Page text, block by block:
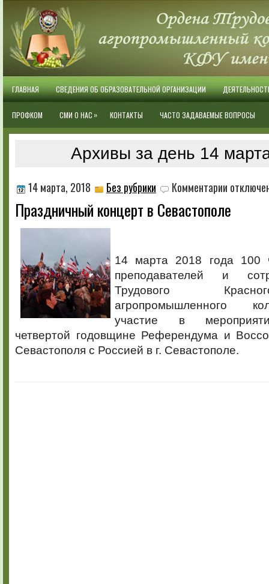
ГЛАВНАЯ СВЕДЕНИЯ ОБ ОБРАЗОВАТЕЛЬНОЙ ОРГАНИЗАЦИИ
ПРОФКОМ СМИ О НАС » КОНТАКТЫ ЧАСТО ЗАДАВАЕМЫЕ ВОПРОСЫ
Архивы за день 14
14 марта, 2018 Без рубрики Комментарии записи
Праздничный
концерт
Праздничный концерт в Севастополе
14 марта 2018 года 100
преподавателей и
Трудового
агропромышленного
участие в
четвертой годовщине Референдума и
Севастополя с Россией в г. Севастополе.